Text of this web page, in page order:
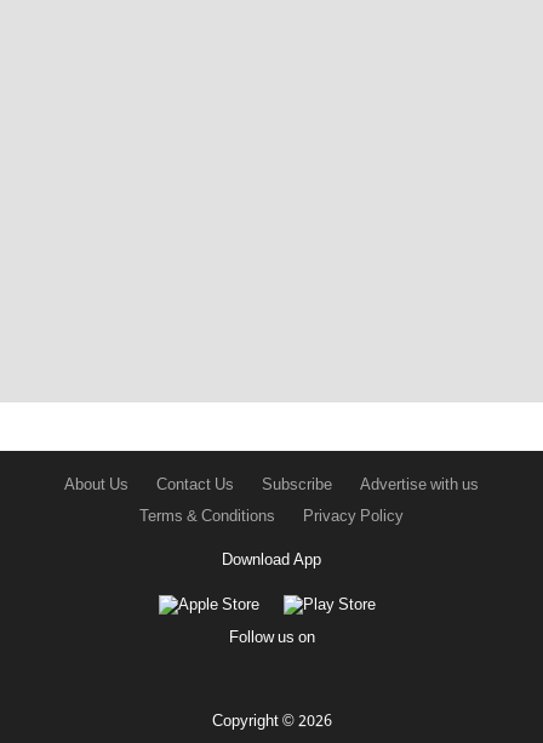
About Us Contact Us Subscribe
Advertise with us
Terms & Conditions
Privacy Policy
Download App
Follow us on
Copyright © 2026